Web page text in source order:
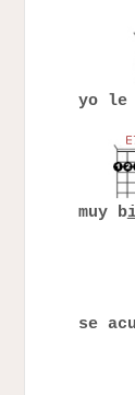
yo le
muy b
se